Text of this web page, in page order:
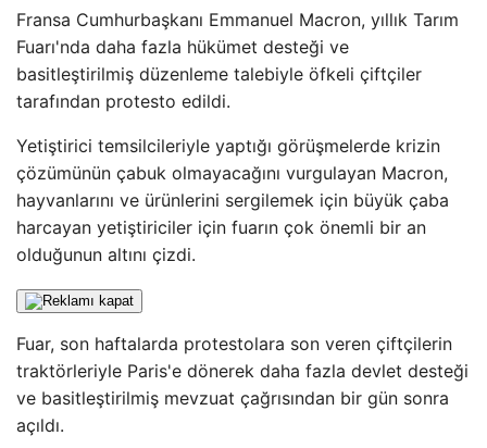
Fransa Cumhurbaşkanı Emmanuel Macron, yıllık Tarım
Fuarı'nda daha fazla hükümet desteği ve
basitleştirilmiş düzenleme talebiyle öfkeli çiftçiler
tarafından protesto edildi.
Yetiştirici temsilcileriyle yaptığı görüşmelerde krizin
çözümünün çabuk olmayacağını vurgulayan Macron,
hayvanlarını ve ürünlerini sergilemek için büyük çaba
harcayan yetiştiriciler için fuarın çok önemli bir an
olduğunun altını çizdi.
Fuar, son haftalarda protestolara son veren çiftçilerin
traktörleriyle Paris'e dönerek daha fazla devlet desteği
ve basitleştirilmiş mevzuat çağrısından bir gün sonra
açıldı.